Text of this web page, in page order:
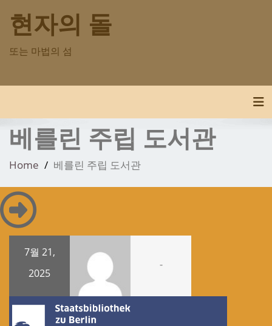
content
현자의 돌
또는 마법의 섬
베를린 주립 도서관
Home 베를린 주립 도서관
7월 21,
2025
-